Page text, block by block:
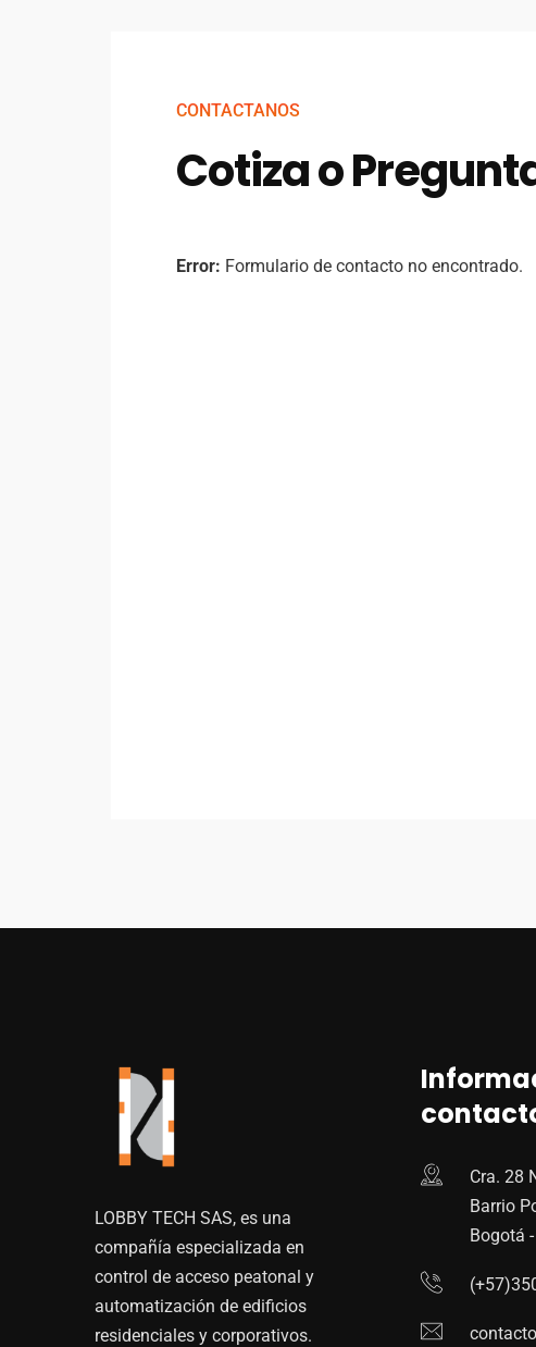
CONTACTANOS
Cotiza o
Error: Formulario de contacto no encontrado.
LOBBY TECH SAS, es una
compañía especializada en
control de acceso peatonal y
automatización de edificios
residenciales y corporativos.
Cra. 28
Barrio
Bogotá